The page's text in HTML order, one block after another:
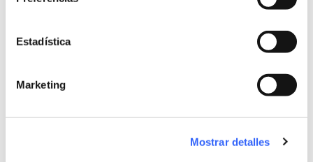
Estadística
Marketing
Mostrar detalles
Dificultad técnica